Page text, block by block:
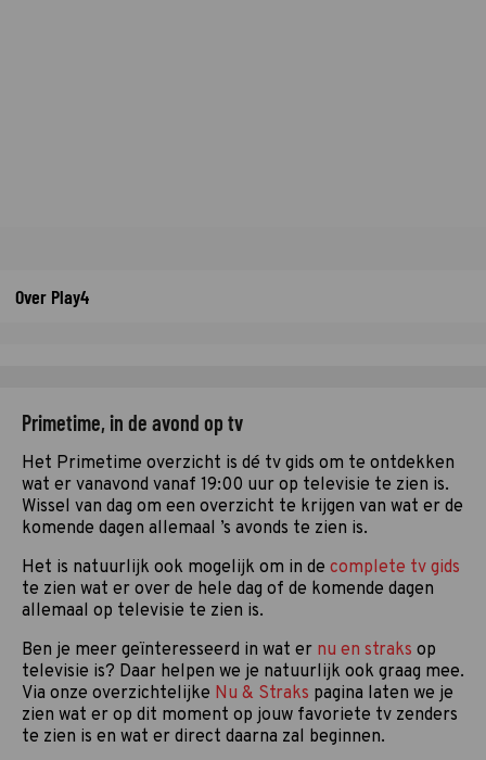
Over Play4
Primetime, in de avond op tv
Het Primetime overzicht is dé tv gids om te ontdekken
wat er vanavond vanaf 19:00 uur op televisie te zien is.
Wissel van dag om een overzicht te krijgen van wat er de
komende dagen allemaal ’s avonds te zien is.
Het is natuurlijk ook mogelijk om in de complete tv gids
te zien wat er over de hele dag of de komende dagen
allemaal op televisie te zien is.
Ben je meer geïnteresseerd in wat er nu en straks op
televisie is? Daar helpen we je natuurlijk ook graag mee.
Via onze overzichtelijke Nu & Straks pagina laten we je
zien wat er op dit moment op jouw favoriete tv zenders
te zien is en wat er direct daarna zal beginnen.